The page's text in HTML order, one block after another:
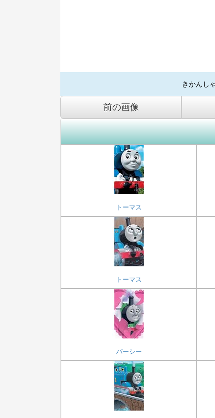
きかんし
前の画像
トーマス
トーマス
パーシー